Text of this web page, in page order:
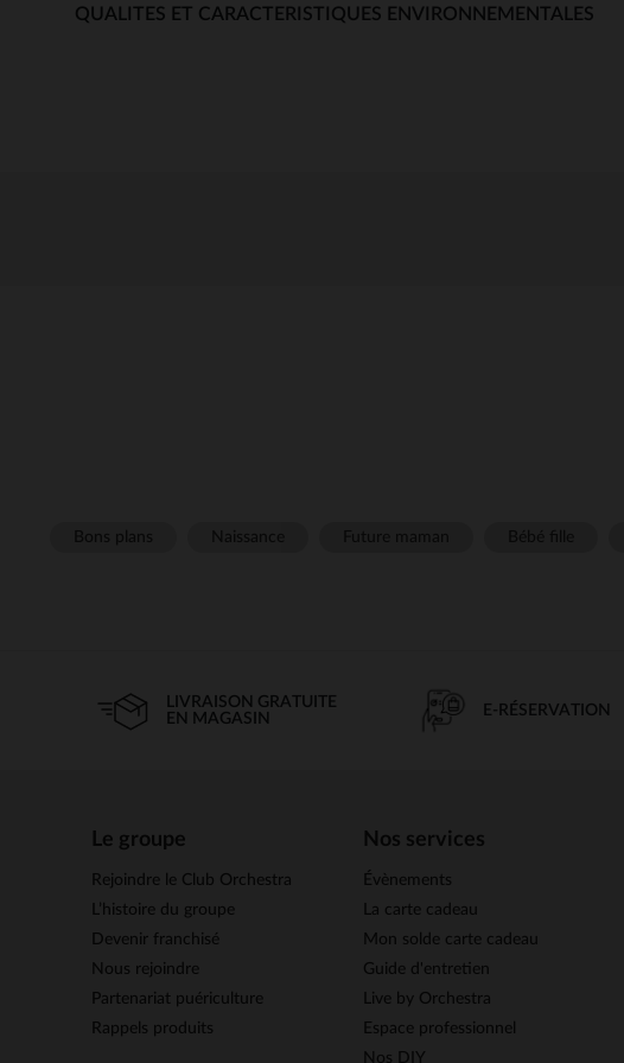
QUALITES ET CARACTERISTIQUES ENVIRONNEMENTALES
LIVRAISON GRATUITE
EN MAGASIN
E-RÉSERVATION
Le groupe
Rejoindre le Club Orchestra
L’histoire du groupe
Devenir franchisé
Nous rejoindre
Partenariat puériculture
Rappels produits
Nos services
Évènements
La carte cadeau
Mon solde carte cadeau
Guide d'entretien
Live by Orchestra
Espace professionnel
Nos DIY